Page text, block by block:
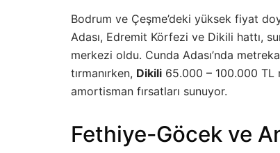
Bodrum ve Çeşme’deki yüksek fiyat
Adası, Edremit Körfezi ve Dikili hattı,
merkezi oldu. Cunda Adası’nda
tırmanırken, Dikili 65.000 – 100.000 TL
amortisman fırsatları sunuyor.
Fethiye-Göcek ve